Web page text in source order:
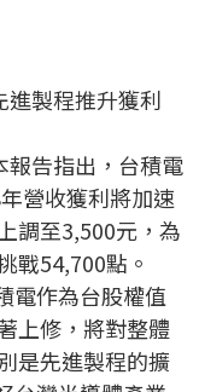
進製程推升獲利
告指出，台積電
營收獲利將加速
調至3,500元，為
戰54,700點。
電作為台股權值
上修，將對整體
是先進製程的擴